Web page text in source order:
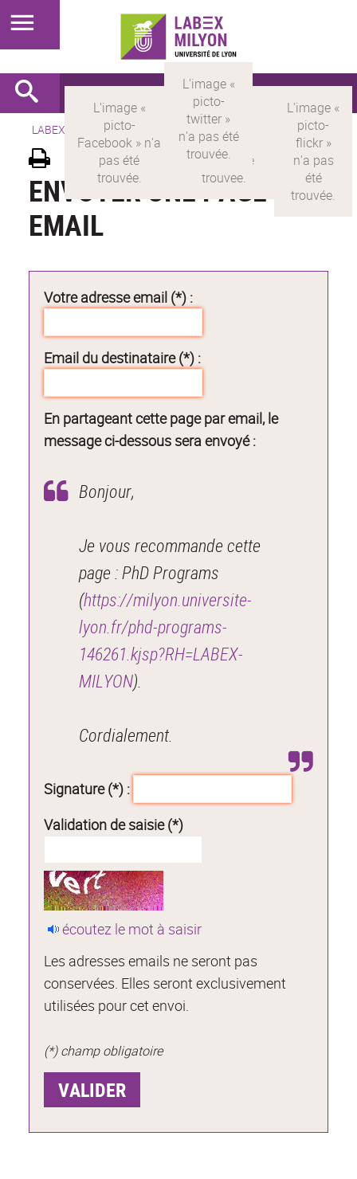
LABEX > LABEX MILYON
ENVOYER UNE PAGE PAR
EMAIL
Votre adresse email (*) :
Email du destinataire (*) :
En partageant cette page par email, le
message ci-dessous sera envoyé :
Bonjour,
Je vous recommande cette
page : PhD Programs
(https://milyon.universite-
lyon.fr/phd-programs-
146261.kjsp?RH=LABEX-
MILYON).
Cordialement.
Signature (*) :
Validation de saisie (*)
écoutez le mot à saisir
Les adresses emails ne seront pas
conservées. Elles seront exclusivement
utilisées pour cet envoi.
(*) champ obligatoire